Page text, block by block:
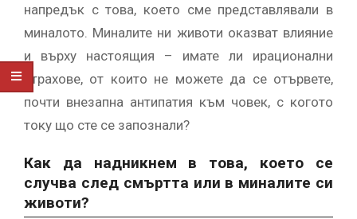
напредък с това, което сме представлявали в
миналото. Миналите ни животи оказват влияние
и върху настоящия – имате ли ирационални
страхове, от които не можете да се отървете,
почти внезапна антипатия към човек, с когото
току що сте се запознали?
Как да надникнем в това, което се
случва след смъртта или в миналите си
животи?